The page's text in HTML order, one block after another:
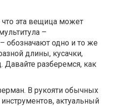
эта вещица может
–
обозначают одно и то же
длины, кусачки,
Давайте разберемся, как
В рукояти обычных
актуальный